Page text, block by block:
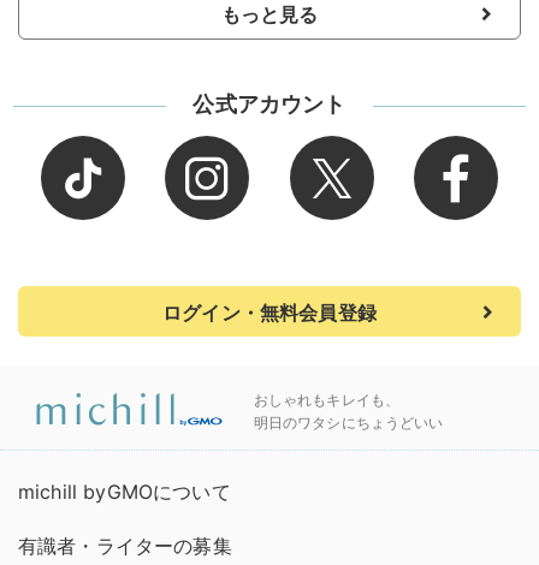
もっと見る
公式アカウント
ログイン・無料会員登録
おしゃれもキレイも、
明日のワタシにちょうどいい
michill byGMOについて
有識者・ライターの募集